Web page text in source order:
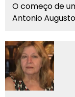
O começo de
Antonio